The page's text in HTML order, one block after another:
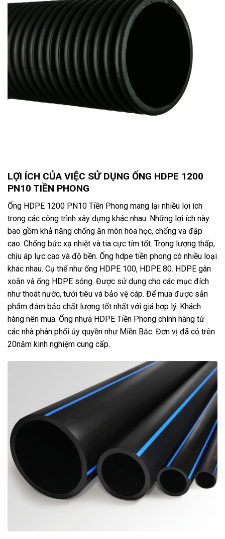
LỢI ÍCH CỦA VIỆC SỬ DỤNG ỐNG HDPE 1200
PN10 TIỀN PHONG
Ống HDPE 1200 PN10 Tiền Phong mang lại nhiều lợi ích
trong các công trình xây dựng khác nhau. Những lợi ích này
bao gồm khả năng chống ăn mòn hóa học, chống va đập
cao. Chống bức xạ nhiệt và tia cực tím tốt. Trọng lượng thấp,
chịu áp lực cao và độ bền. Ống hdpe tiền phong có nhiều loại
khác nhau. Cụ thể như ống HDPE 100, HDPE 80. HDPE gân
xoắn và ống HDPE sóng. Được sử dụng cho các mục đích
như thoát nước, tưới tiêu và bảo vệ cáp. Để mua được sản
phẩm đảm bảo chất lượng tốt nhất với giá hợp lý. Khách
hàng nên mua. Ống nhựa HDPE Tiền Phong chính hãng từ
các nhà phân phối ủy quyền như Miền Bắc. Đơn vị đã có trên
20năm kinh nghiệm cung cấp.